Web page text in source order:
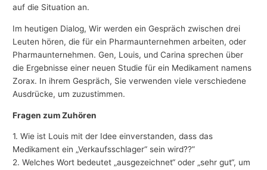
auf die Situation an.
Im heutigen Dialog, Wir werden ein Gespräch zwischen drei
Leuten hören, die für ein Pharmaunternehmen arbeiten, oder
Pharmaunternehmen. Gen, Louis, und Carina sprechen über
die Ergebnisse einer neuen Studie für ein Medikament namens
Zorax. In ihrem Gespräch, Sie verwenden viele verschiedene
Ausdrücke, um zuzustimmen.
Fragen zum Zuhören
1. Wie ist Louis mit der Idee einverstanden, dass das
Medikament ein „Verkaufsschlager“ sein wird??”
2. Welches Wort bedeutet „ausgezeichnet“ oder „sehr gut“, um